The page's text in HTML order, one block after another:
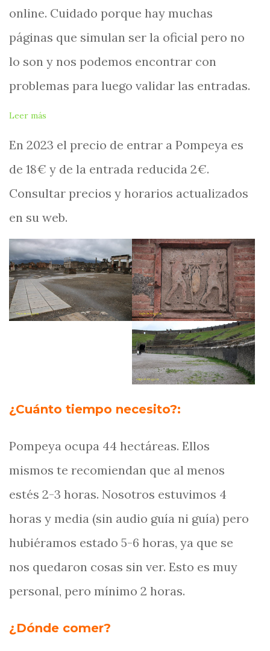
online. Cuidado porque hay muchas
páginas que simulan ser la oficial pero no
lo son y nos podemos encontrar con
problemas para luego validar las entradas.
Leer más
una
ciudad
la
lava.
En 2023 el precio de entrar a Pompeya es
de 18€ y de la entrada reducida 2€.
Consultar precios y horarios actualizados
en su web.
¿Cuánto tiempo necesito?:
Pompeya ocupa 44 hectáreas. Ellos
mismos te recomiendan que al menos
estés 2-3 horas. Nosotros estuvimos 4
horas y media (sin audio guía ni guía) pero
hubiéramos estado 5-6 horas, ya que se
nos quedaron cosas sin ver. Esto es muy
personal, pero mínimo 2 horas.
¿Dónde comer?